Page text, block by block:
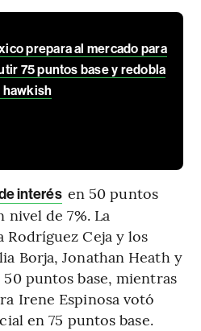
prepara al mercado para
75 puntos base y redobla
hawkish
interés en 50 puntos
nivel de 7%. La
Ceja y los
Borja, Jonathan Heath y
puntos base, mientras
Irene Espinosa votó
en 75 puntos base.